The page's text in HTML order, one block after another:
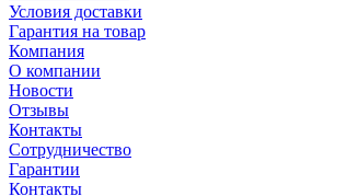
Условия доставки
Гарантия на товар
Компания
О компании
Новости
Отзывы
Контакты
Сотрудничество
Гарантии
Контакты